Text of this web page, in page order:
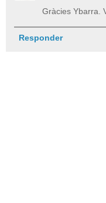
Gràcies Ybarra.
Responder